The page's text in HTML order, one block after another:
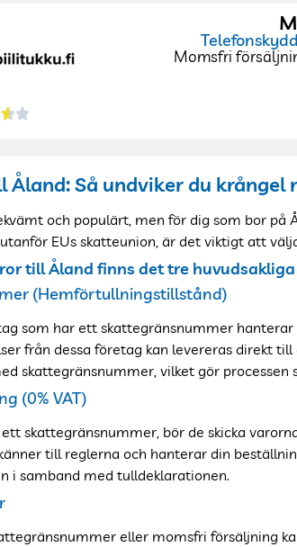
Momsfri
Åland: Så undviker du
och populärt, men för dig som bor
EUs skatteunion, är det viktigt att
till Åland finns det tre
(Hemförtullningstillstånd)
som har ett skattegränsnummer
från dessa företag kan levereras direkt
skattegränsnummer, vilket gör processen
(0% VAT)
skattegränsnummer, bör de skicka
till reglerna och hanterar din
i samband med tulldeklarationen.
eller momsfri försäljning